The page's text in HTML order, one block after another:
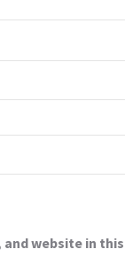
and website in